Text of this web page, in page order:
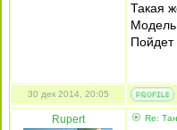
Такая
Модель
Пойдет
30 дек 2014, 20:05
Rupert Re: